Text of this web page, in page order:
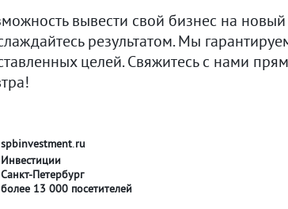
вывести свой бизнес на
результатом. Мы
целей. Свяжитесь с нами
spbinvestment• ru
Инвестиции
Санкт-Петербург
более 13 000 посетителей